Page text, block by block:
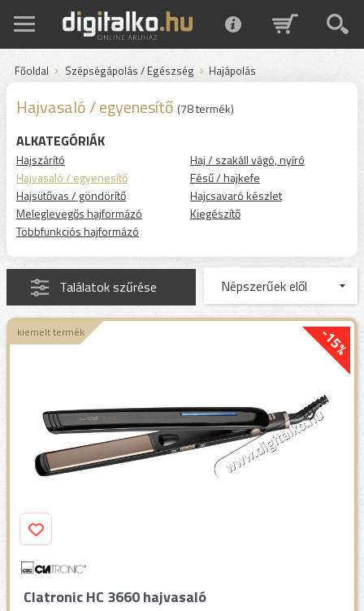
Főoldal Szépségápolás / Egészség Hajápolás
Hajvasaló / egyenesítő (78 termék)
ALKATEGÓRIÁK
Hajszárító
Hajvasaló / egyenesítő
Hajsütővas / göndörítő
Meleglevegős hajformázó
Többfunkciós hajformázó
Haj / szakáll vágó, nyíró
Fésű / hajkefe
Hajcsavaró készlet
Kiegészítő
Találatok szűrése
-15%
kiemelt termék
Clatronic HC 3660 hajvasaló